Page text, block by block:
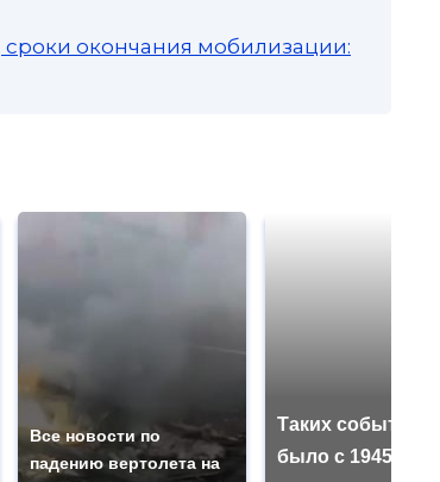
сроки окончания мобилизации:
Все новости по
падению вертолета на
Таких событий не
было с 1945: чего